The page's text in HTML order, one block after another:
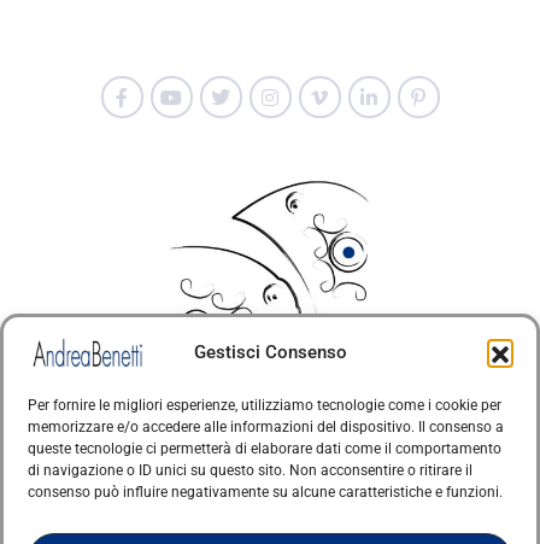
Gestisci Consenso
Per fornire le migliori esperienze, utilizziamo tecnologie come i cookie per
memorizzare e/o accedere alle informazioni del dispositivo. Il consenso a
queste tecnologie ci permetterà di elaborare dati come il comportamento
di navigazione o ID unici su questo sito. Non acconsentire o ritirare il
consenso può influire negativamente su alcune caratteristiche e funzioni.
© Copyright · Tutti i diritti riservati 2006 > 2025 · Arte
Contemporanea Italiana·Cookie Policy